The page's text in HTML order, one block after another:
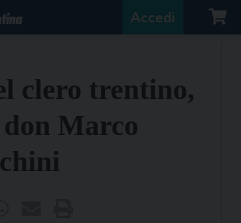
Accedi
clero trentino,
Marco